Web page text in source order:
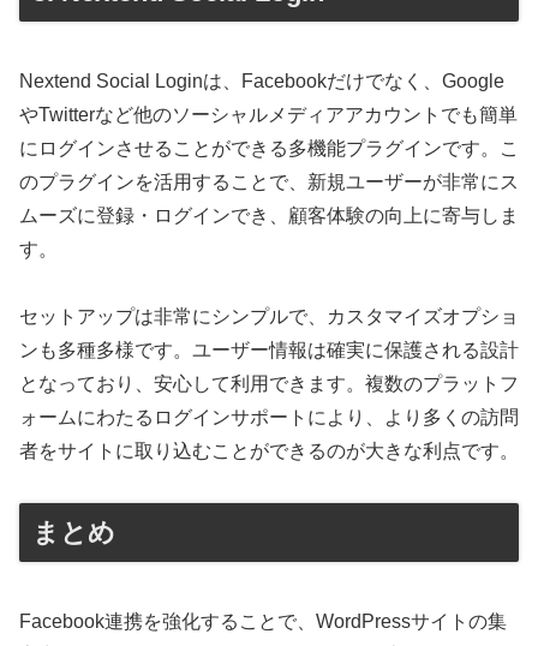
Nextend Social Loginは、Facebookだけでなく、Google
やTwitterなど他のソーシャルメディアアカウントでも簡単
にログインさせることができる多機能プラグインです。こ
のプラグインを活用することで、新規ユーザーが非常にス
ムーズに登録・ログインでき、顧客体験の向上に寄与しま
す。
セットアップは非常にシンプルで、カスタマイズオプショ
ンも多種多様です。ユーザー情報は確実に保護される設計
となっており、安心して利用できます。複数のプラットフ
ォームにわたるログインサポートにより、より多くの訪問
者をサイトに取り込むことができるのが大きな利点です。
まとめ
Facebook連携を強化することで、WordPressサイトの集